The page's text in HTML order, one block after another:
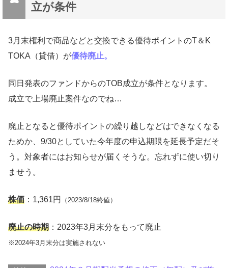
立が条件
3月末権利で商品などと交換できる優待ポイントのT＆K
TOKA（貸借）が優待廃止。
同日発表のファンドからのTOB成立が条件となります。
成立で上場廃止案件なのでね…
廃止となると優待ポイントの繰り越しなどはできなくなる
ためか、9/30としていた今年度の申込期限を延長予定だそ
う。対象者にはお知らせが届くそうな。忘れずに使い切り
ませう。
株価 ：1,361円 （2023/8/18終値）
廃止の時期 ：2023年3月末分をもって廃止
※2024年3月末分は実施されない